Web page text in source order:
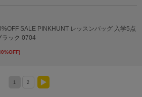
SALE PINKHUNT レッスンバッグ 入学5点
ラック 0704
1 2